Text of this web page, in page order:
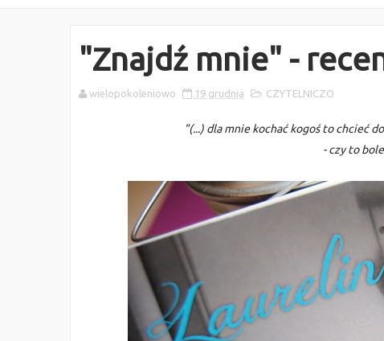
"Znajdź mnie" -
wielopokoleniowo 19 grudnia CZYTELNICZO
"(...) dla mnie kochać kogoś to chcieć
- czy to